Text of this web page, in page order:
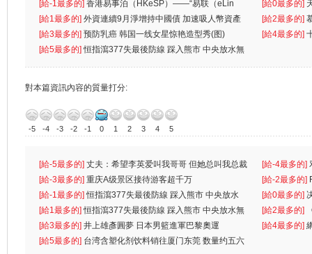
生 人
[給-1最多的] 香港易事泊（HKeSP）——“易联（eLin
k）”项目
[給0最多的]
[給1最多的] 外資連續9月淨增持中國債 加速吸人幣資產 [給2最多的]
[給3最多的] 预防乳癌 韩国一线女星惊艳造型秀(图) [給4最多的]
[給5最多的]恒指瀉377失最後防線 踩入熊市 中央放水無
對本篇資訊內容的質量打分:
-5 -4 -3 -2 -1 0 1 2 3 4 5
[給-5最多的] 丈夫：希望李英爱叫我哥哥 但她总叫我总裁
先
[給-4最多的]
离
[給-3最多的] 重庆A级景区接待游客超千万 [給-2最多的]
[給-1最多的]恒指瀉377失最後防線 踩入熊市 中央放水
無
[給0最多的]
[給1最多的]恒指瀉377失最後防線 踩入熊市 中央放水無 [給2最多的]
[給3最多的] 井上雄彥圓夢 日本男籃進軍巴黎奧運 [給4最多的]
[給5最多的] 台湾含塑化剂饮料销往厦门东莞 数量约五六